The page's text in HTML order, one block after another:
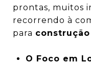
prontas, muitos
recorrendo à
para
O Foco em